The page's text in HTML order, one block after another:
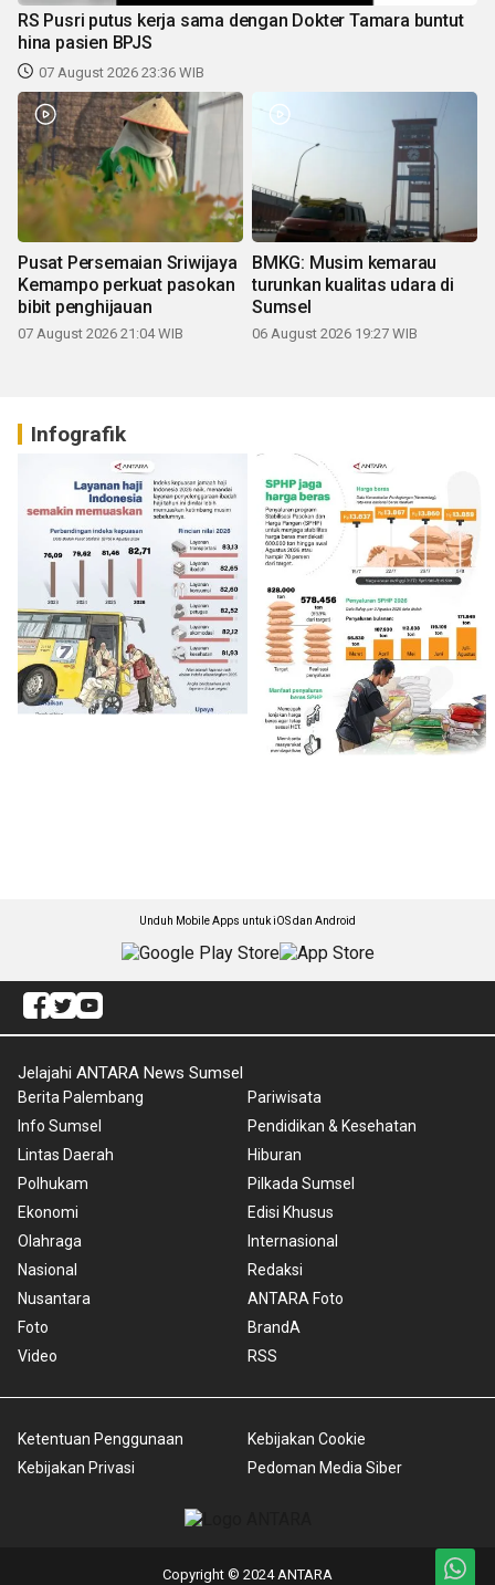
RS Pusri putus kerja sama dengan Dokter Tamara buntut
hina pasien BPJS
07 August 2026 23:36 WIB
Pusat Persemaian Sriwijaya
Kemampo perkuat pasokan
bibit penghijauan
07 August 2026 21:04 WIB
BMKG: Musim kemarau
turunkan kualitas udara di
Sumsel
06 August 2026 19:27 WIB
Infografik
Unduh Mobile Apps untuk iOS dan Android
Jelajahi ANTARA News Sumsel
Berita Palembang
Info Sumsel
Lintas Daerah
Polhukam
Ekonomi
Olahraga
Nasional
Nusantara
Foto
Video
Pariwisata
Pendidikan & Kesehatan
Hiburan
Pilkada Sumsel
Edisi Khusus
Internasional
Redaksi
ANTARA Foto
BrandA
RSS
Ketentuan Penggunaan
Kebijakan Privasi
Kebijakan Cookie
Pedoman Media Siber
Copyright © 2024 ANTARA